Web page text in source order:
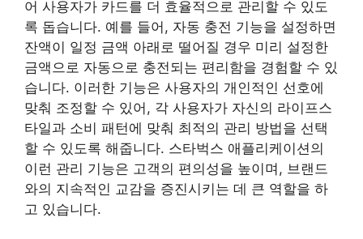
어 사용자가 카드를 더 효율적으로 관리할 수 있도
록 돕습니다. 예를 들어, 자동 충전 기능을 설정하면
잔액이 일정 금액 아래로 떨어질 경우 미리 설정한
금액으로 자동으로 충전되는 편리함을 경험할 수 있
습니다. 이러한 기능은 사용자의 개인적인 선호에
맞춰 조정할 수 있어, 각 사용자가 자신의 라이프스
타일과 소비 패턴에 맞춰 최적의 관리 방법을 선택
할 수 있도록 해줍니다. 스타벅스 애플리케이션의
이런 관리 기능은 고객의 편의성을 높이며, 브랜드
와의 지속적인 교감을 증진시키는 데 큰 역할을 하
고 있습니다.